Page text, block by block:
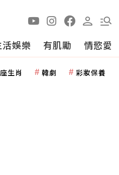
活娛樂 有肌勵 情慾愛
生肖 韓劇 彩妝保養